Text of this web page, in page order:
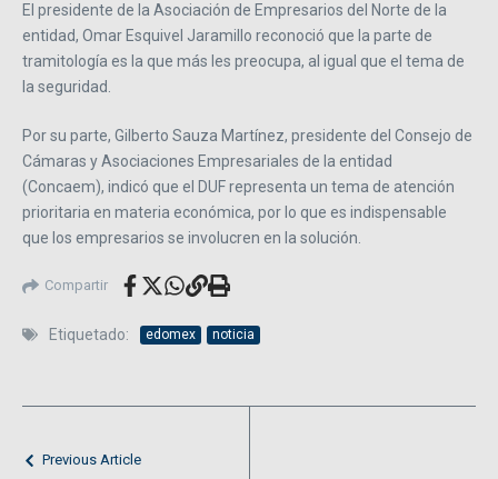
El presidente de la Asociación de Empresarios del Norte de la
entidad, Omar Esquivel Jaramillo reconoció que la parte de
tramitología es la que más les preocupa, al igual que el tema de
la seguridad.
Por su parte, Gilberto Sauza Martínez, presidente del Consejo de
Cámaras y Asociaciones Empresariales de la entidad
(Concaem), indicó que el DUF representa un tema de atención
prioritaria en materia económica, por lo que es indispensable
que los empresarios se involucren en la solución.
Compartir
Etiquetado: edomex noticia
Previous Article